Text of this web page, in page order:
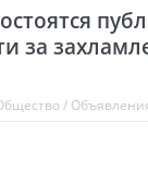
за
/